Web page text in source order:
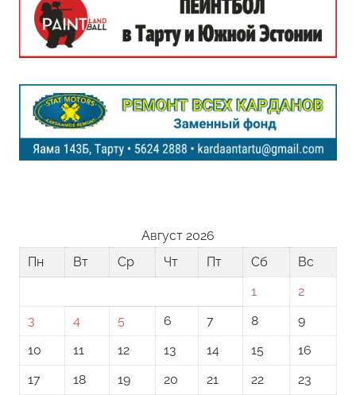
Август 2026
Пн
Вт Ср Чт Пт Сб
Вс
1
2
3
4 5 6 7 8
9
10
11 12 13 14 15
16
17
18 19 20 21 22
23